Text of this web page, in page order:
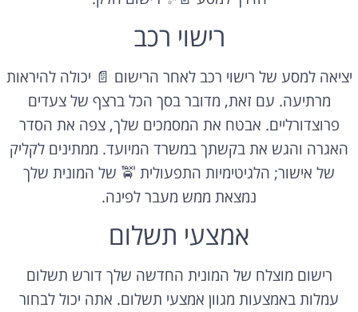
רישוי רכב
יציאה למסע של רישוי רכב לאחר הרישום 📄 יכולה להיראות
מרתיעה. עם זאת, מדובר בסך הכל ברצף של צעדים
פרוצדורליים. אבטח את המסמכים שלך, צפה את הסדר
האגרה והגש את בקשתך במשרד המיועד. ממתינים לקליק
של אישור; הלגיטימיות התפעולית 🚖 של המונית שלך
נמצאת ממש מעבר לפינה.
אמצעי תשלום
רישום מוצלח של המונית החדשה שלך דורש תשלום
עמלות באמצעות מגוון אמצעי תשלום. אתה יכול לבחור